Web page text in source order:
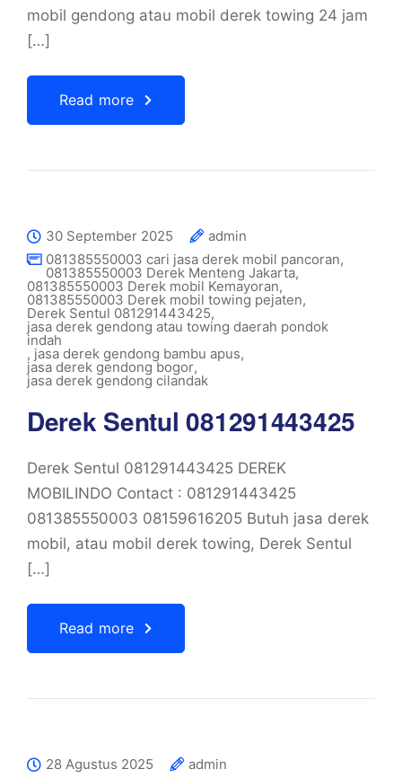
mobil gendong atau mobil derek towing 24 jam
[…]
Read more
30 September 2025
admin
081385550003 cari jasa derek mobil pancoran,
081385550003 Derek Menteng Jakarta,
081385550003 Derek mobil Kemayoran,
081385550003 Derek mobil towing pejaten,
Derek Sentul 081291443425,
jasa derek gendong atau towing daerah pondok
indah
, jasa derek gendong bambu apus,
jasa derek gendong bogor,
jasa derek gendong cilandak
Derek Sentul 081291443425
Derek Sentul 081291443425 DEREK
MOBILINDO Contact : 081291443425
081385550003 08159616205 Butuh jasa derek
mobil, atau mobil derek towing, Derek Sentul
[…]
Read more
28 Agustus 2025
admin